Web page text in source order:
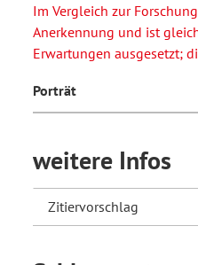
Im Vergleich zur
Anerkennung und ist
Erwartungen ausgesetzt;
Porträt
weitere Infos
Zitiervorschlag